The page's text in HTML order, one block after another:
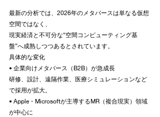
最新の分析では、2026年のメタバースは単なる仮想
空間ではなく、
現実経済と不可分な“空間コンピューティング基
盤”へ成熟しつつあるとされています。
具体的な変化
• 企業向けメタバース（B2B）が急成長
研修、設計、遠隔作業、医療シミュレーションなど
で採用が拡大。
• Apple・Microsoftが主導するMR（複合現実）領域
が中心に